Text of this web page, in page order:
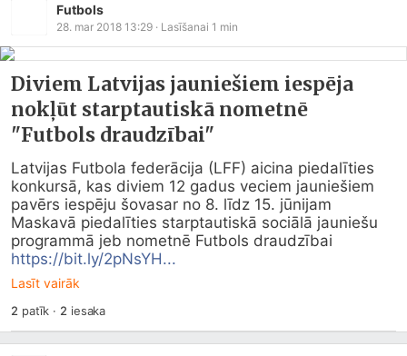
Futbols
28. mar 2018 13:29 · Lasīšanai 1 min
Diviem Latvijas jauniešiem iespēja
nokļūt starptautiskā nometnē
"Futbols draudzībai"
Latvijas Futbola federācija (LFF) aicina piedalīties
konkursā, kas diviem 12 gadus veciem jauniešiem
pavērs iespēju šovasar no 8. līdz 15. jūnijam
Maskavā piedalīties starptautiskā sociālā jauniešu
https://bit.ly/2pNsYH...
Lasīt vairāk
2 patīk · 2 iesaka